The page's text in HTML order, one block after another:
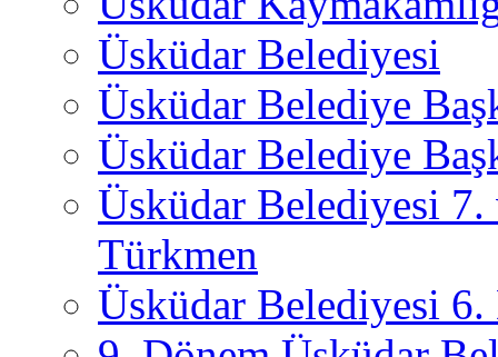
Üsküdar Belediyesi
Üsküdar Belediye
Üsküdar Belediye
Üsküdar Belediyesi
Türkmen
Üsküdar Belediyesi 6.